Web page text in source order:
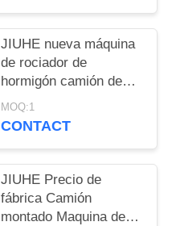
JIUHE nueva máquina
de rociador de
hormigón camión de
bombeo montado
húmedo hormigón
MOQ:1
CONTACT
JIUHE Precio de
fábrica Camión
montado Maquina de